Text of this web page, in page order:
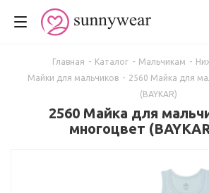
Главная - Каталог - Мальчикам -
Майки для мальчиков - 2560 Майка для
(BAYKAR)
2560 Майка для
многоцвет